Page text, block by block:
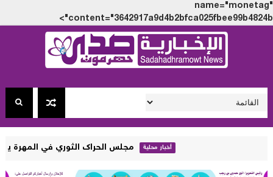
مجلس الحراك الثوري في المهرة يجدد رفضه